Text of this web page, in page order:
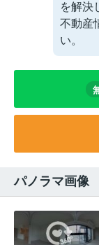
を解決
不動産
い。
パノラマ画像